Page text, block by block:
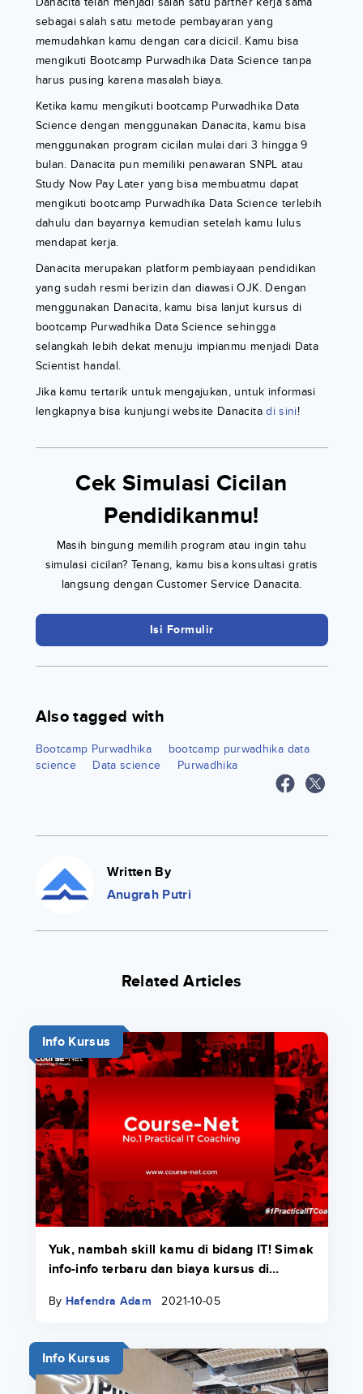
sebagai salah satu metode pembayaran yang
memudahkan kamu dengan cara dicicil. Kamu bisa
mengikuti Bootcamp Purwadhika Data Science tanpa
harus pusing karena masalah biaya.
Ketika kamu mengikuti bootcamp Purwadhika Data
Science dengan menggunakan Danacita, kamu bisa
menggunakan program cicilan mulai dari 3 hingga 9
bulan. Danacita pun memiliki penawaran SNPL atau
Study Now Pay Later yang bisa membuatmu dapat
mengikuti bootcamp Purwadhika Data Science terlebih
dahulu dan bayarnya kemudian setelah kamu lulus
mendapat kerja.
Danacita merupakan platform pembiayaan pendidikan
yang sudah resmi berizin dan diawasi OJK. Dengan
menggunakan Danacita, kamu bisa lanjut kursus di
bootcamp Purwadhika Data Science sehingga
selangkah lebih dekat menuju impianmu menjadi Data
Scientist handal.
Jika kamu tertarik untuk mengajukan, untuk informasi
lengkapnya bisa kunjungi website Danacitadi sini!
Cek Simulasi Cicilan
Pendidikanmu!
Masih bingung memilih program atau ingin tahu
simulasi cicilan? Tenang, kamu bisa konsultasi gratis
langsung dengan Customer Service Danacita.
Isi Formulir
Also tagged with
Bootcamp Purwadhika
bootcamp purwadhika data
science
Data science Purwadhika
Written By
Anugrah Putri
Related Articles
Info Kursus
Yuk, nambah skill kamu di bidang IT! Simak
info-info terbaru dan biaya kursus di
By Hafendra Adam 2021-10-05
Info Kursus